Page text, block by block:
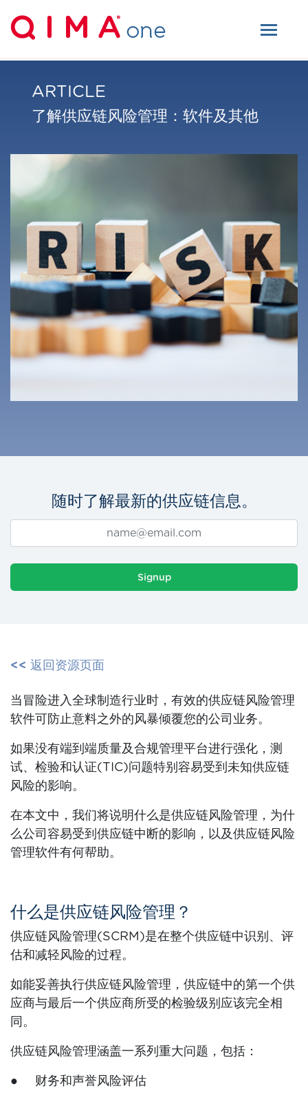
ARTICLE
了解供应链风险管理：软件及其他
随时了解最新的供应链信息。
Signup
<< 返回资源页面
当冒险进入全球制造行业时，有效的供应链风险管理
软件可防止意料之外的风暴倾覆您的公司业务。
如果没有端到端质量及合规管理平台进行强化，测
试、检验和认证(TIC)问题特别容易受到未知供应链
风险的影响。
在本文中，我们将说明什么是供应链风险管理，为什
么公司容易受到供应链中断的影响，以及供应链风险
管理软件有何帮助。
什么是供应链风险管理？
供应链风险管理(SCRM)是在整个供应链中识别、评
估和减轻风险的过程。
如能妥善执行供应链风险管理，供应链中的第一个供
应商与最后一个供应商所受的检验级别应该完全相
同。
供应链风险管理涵盖一系列重大问题，包括：
● 财务和声誉风险评估